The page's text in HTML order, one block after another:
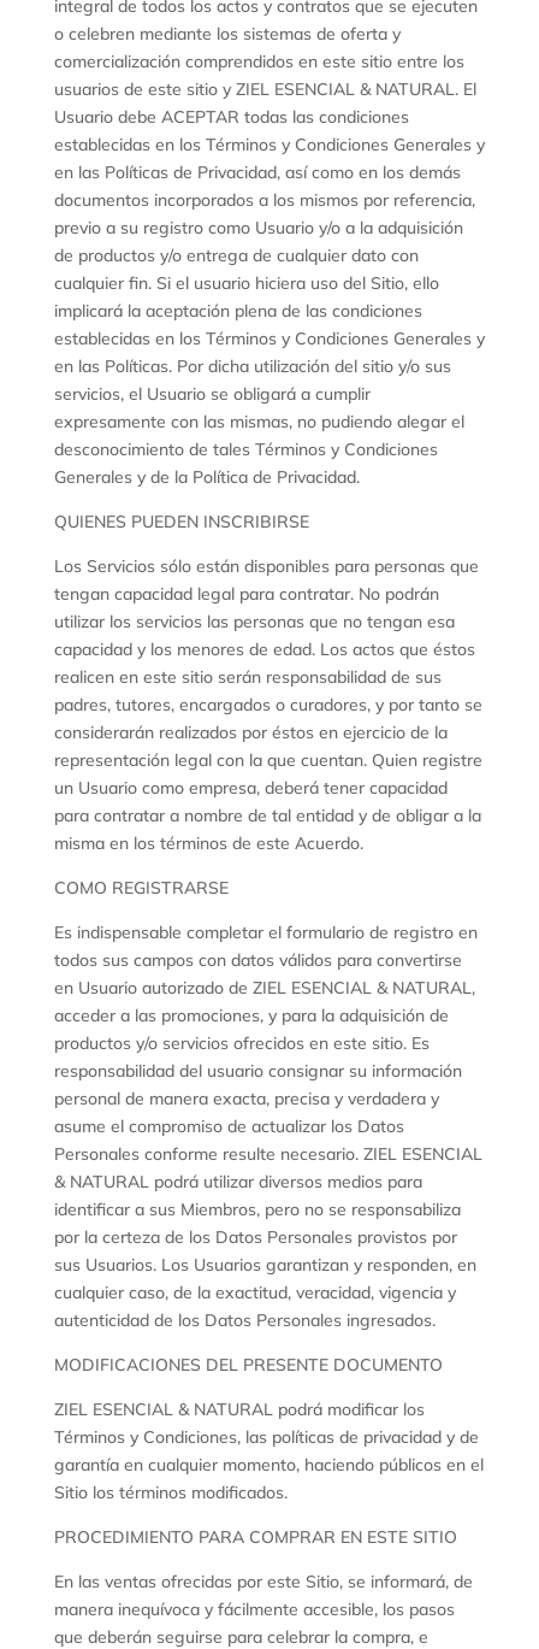
integral de todos los actos y contratos que se ejecuten
o celebren mediante los sistemas de oferta y
comercialización comprendidos en este sitio entre los
usuarios de este sitio y ZIEL ESENCIAL & NATURAL. El
Usuario debe ACEPTAR todas las condiciones
establecidas en los Términos y Condiciones Generales y
en las Políticas de Privacidad, así como en los demás
documentos incorporados a los mismos por referencia,
previo a su registro como Usuario y/o a la adquisición
de productos y/o entrega de cualquier dato con
cualquier fin. Si el usuario hiciera uso del Sitio, ello
implicará la aceptación plena de las condiciones
establecidas en los Términos y Condiciones Generales y
en las Políticas. Por dicha utilización del sitio y/o sus
servicios, el Usuario se obligará a cumplir
expresamente con las mismas, no pudiendo alegar el
desconocimiento de tales Términos y Condiciones
Generales y de la Política de Privacidad.
QUIENES PUEDEN INSCRIBIRSE
Los Servicios sólo están disponibles para personas que
tengan capacidad legal para contratar. No podrán
utilizar los servicios las personas que no tengan esa
capacidad y los menores de edad. Los actos que éstos
realicen en este sitio serán responsabilidad de sus
padres, tutores, encargados o curadores, y por tanto se
considerarán realizados por éstos en ejercicio de la
representación legal con la que cuentan. Quien registre
un Usuario como empresa, deberá tener capacidad
para contratar a nombre de tal entidad y de obligar a la
misma en los términos de este Acuerdo.
COMO REGISTRARSE
Es indispensable completar el formulario de registro en
todos sus campos con datos válidos para convertirse
en Usuario autorizado de ZIEL ESENCIAL & NATURAL,
acceder a las promociones, y para la adquisición de
productos y/o servicios ofrecidos en este sitio. Es
responsabilidad del usuario consignar su información
personal de manera exacta, precisa y verdadera y
asume el compromiso de actualizar los Datos
Personales conforme resulte necesario. ZIEL ESENCIAL
& NATURAL podrá utilizar diversos medios para
identificar a sus Miembros, pero no se responsabiliza
por la certeza de los Datos Personales provistos por
sus Usuarios. Los Usuarios garantizan y responden, en
cualquier caso, de la exactitud, veracidad, vigencia y
autenticidad de los Datos Personales ingresados.
MODIFICACIONES DEL PRESENTE DOCUMENTO
ZIEL ESENCIAL & NATURAL podrá modificar los
Términos y Condiciones, las políticas de privacidad y de
garantía en cualquier momento, haciendo públicos en el
Sitio los términos modificados.
PROCEDIMIENTO PARA COMPRAR EN ESTE SITIO
En las ventas ofrecidas por este Sitio, se informará, de
manera inequívoca y fácilmente accesible, los pasos
que deberán seguirse para celebrar la compra, e